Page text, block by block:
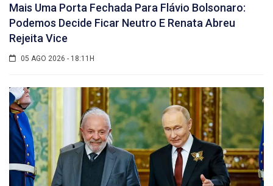
Mais Uma Porta Fechada Para Flávio Bolsonaro:
Podemos Decide Ficar Neutro E Renata Abreu
Rejeita Vice
05 AGO 2026 - 18:11H